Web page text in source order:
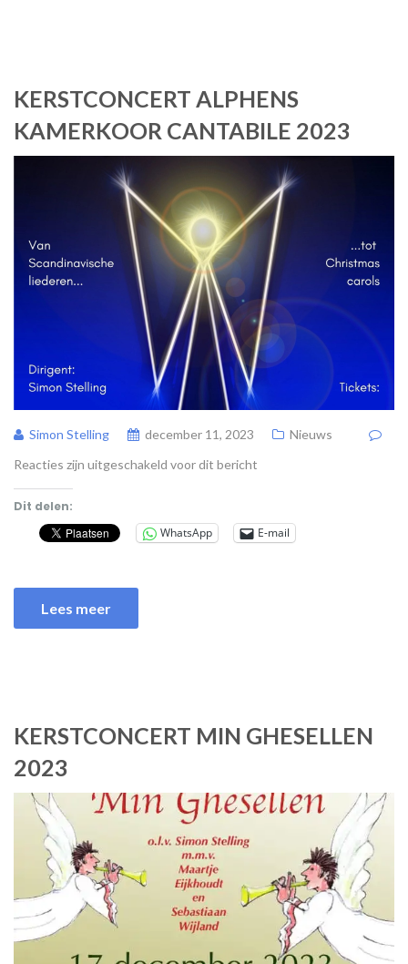
KERSTCONCERT ALPHENS
KAMERKOOR CANTABILE 2023
Simon Stelling december 11, 2023
Nieuws
Reacties zijn uitgeschakeld voor dit bericht
Dit delen:
WhatsApp
E-mail
Lees meer
KERSTCONCERT MIN GHESELLEN
2023